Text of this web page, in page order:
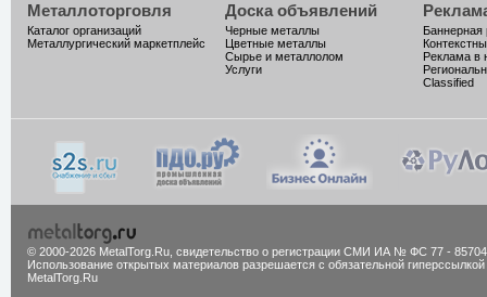
Металлоторговля
Каталог организаций
Металлургический маркетплейс
Доска объявлений
Черные металлы
Цветные металлы
Сырье и металлолом
Услуги
Баннерная
Реклама в
Classified
© 2000-2026 MetalTorg.Ru, cвидетельство о регистрации СМИ ИА № ФС 77 - 85704
Использование открытых материалов разрешается с обязательной гиперссылкой
MetalTorg.Ru